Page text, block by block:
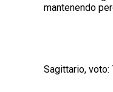
mantenendo
Sagittario, voto: